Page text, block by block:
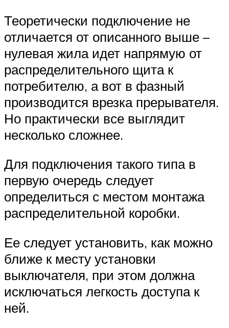
Теоретически подключение не
отличается от описанного выше –
нулевая жила идет напрямую от
распределительного щита к
потребителю, а вот в фазный
производится врезка прерывателя.
Но практически все выглядит
несколько сложнее.
Для подключения такого типа в
первую очередь следует
определиться с местом монтажа
распределительной коробки.
Ее следует установить, как можно
ближе к месту установки
выключателя, при этом должна
исключаться легкость доступа к
ней.